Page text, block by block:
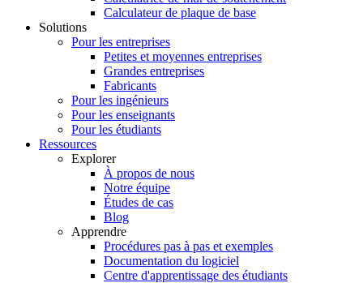
Calculateur de plaque de base
Solutions
Pour les entreprises
Petites et moyennes entreprises
Grandes entreprises
Fabricants
Pour les ingénieurs
Pour les enseignants
Pour les étudiants
Ressources
Explorer
À propos de nous
Notre équipe
Études de cas
Blog
Apprendre
Procédures pas à pas et exemples
Documentation du logiciel
Centre d'apprentissage des étudiants